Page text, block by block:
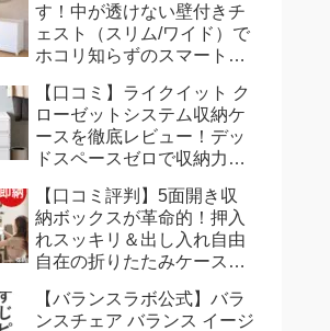
す！中が透けない壁付きチ
ェスト（スリム/ワイド）で
ホコリ知らずのスマート収
【口コミ】ライクイット ク
ローゼットシステム収納ケ
ースを徹底レビュー！デッ
ドスペースゼロで収納力が
【口コミ評判】5面開き収
納ボックスが革命的！押入
れスッキリ＆出し入れ自由
自在の折りたたみケースを
【バランスラボ公式】バラ
ンスチェア バランス イージ